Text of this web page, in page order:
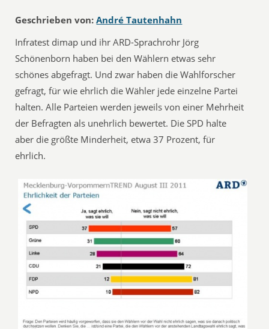
Geschrieben von: André Tautenhahn
Infratest dimap und ihr ARD-Sprachrohr Jörg
Schönenborn haben bei den Wählern etwas sehr
schönes abgefragt. Und zwar haben die Wahlforscher
gefragt, für wie ehrlich die Wähler jede einzelne Partei
halten. Alle Parteien werden jeweils von einer Mehrheit
der Befragten als unehrlich bewertet. Die SPD halte
aber die größte Minderheit, etwa 37 Prozent, für
ehrlich.